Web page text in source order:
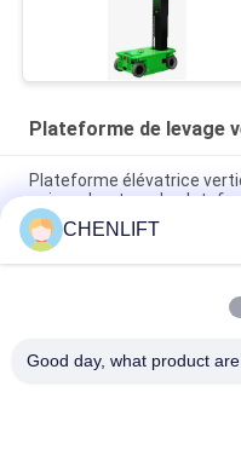
Plateforme de levage
Plateforme élévatrice
unique, hauteur de
kg
Plateforme élévatrice
CHENLIFT
Good day, what product